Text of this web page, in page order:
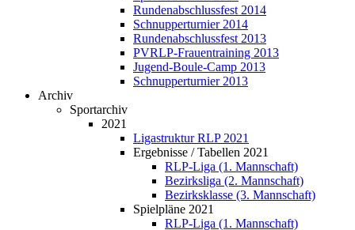
Rundenabschlussfest 2014
Schnupperturnier 2014
Rundenabschlussfest 2013
PVRLP-Frauentraining 2013
Jugend-Boule-Camp 2013
Schnupperturnier 2013
Archiv
Sportarchiv
2021
Ligastruktur RLP 2021
Ergebnisse / Tabellen 2021
RLP-Liga (1. Mannschaft)
Bezirksliga (2. Mannschaft)
Bezirksklasse (3. Mannschaft)
Spielpläne 2021
RLP-Liga (1. Mannschaft)